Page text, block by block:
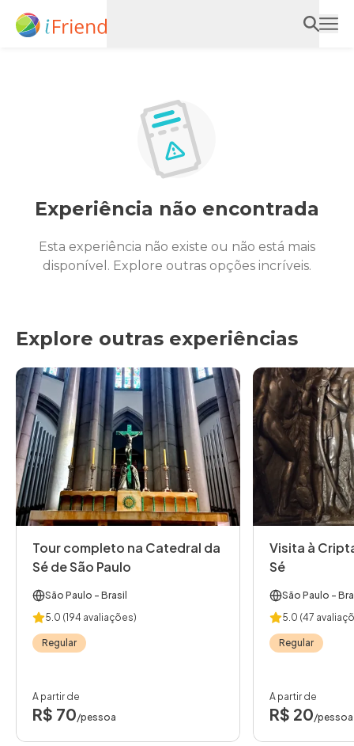
Experiência não encontrada
Esta experiência não existe ou não está mais
disponível. Explore outras opções incríveis.
Explore outras experiências
Tour completo na Catedral da
Sé de São Paulo
São Paulo - Brasil
5.0 (194 avaliações)
Regular
A partir de
R$ 70/pessoa
Visita à
Sé
São Paulo -
5.0 (47
Regular
A partir de
R$ 20/pessoa